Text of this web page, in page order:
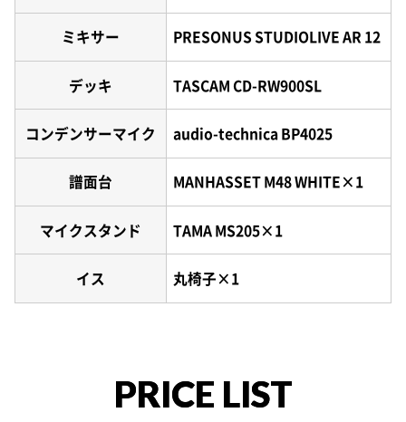
ミキサー PRESONUS STUDIOLIVE AR 12
デッキ TASCAM CD-RW900SL
コンデンサーマイク audio-technica BP4025
譜面台 MANHASSET M48 WHITE×1
マイクスタンド TAMA MS205×1
イス 丸椅子×1
PRICE LIST